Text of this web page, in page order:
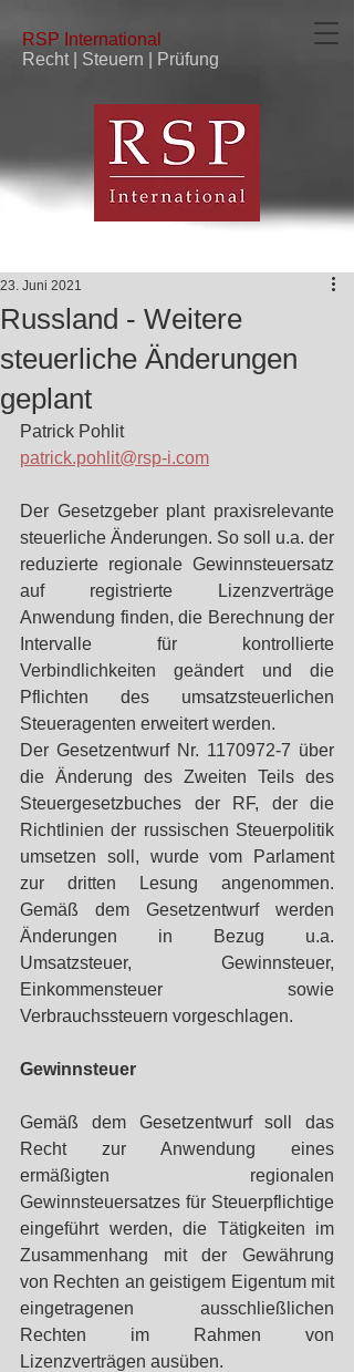
RSP International
Recht | Steuern | Prüfung
Russland - Weitere
steuerliche Änderungen
geplant
23. Juni 2021
Patrick Pohlit
patrick.pohlit@rsp-i.com
Der Gesetzgeber plant praxisrelevante
steuerliche Änderungen. So soll u.a. der
reduzierte regionale Gewinnsteuersatz
auf registrierte Lizenzverträge
Anwendung finden, die Berechnung der
Intervalle für kontrollierte
Verbindlichkeiten geändert und die
Pflichten des umsatzsteuerlichen
Steueragenten erweitert werden.
Der Gesetzentwurf Nr. 1170972-7 über
die Änderung des Zweiten Teils des
Steuergesetzbuches der RF, der die
Richtlinien der russischen Steuerpolitik
umsetzen soll, wurde vom Parlament
zur dritten Lesung angenommen.
Gemäß dem Gesetzentwurf werden
Änderungen in Bezug u.a.
Umsatzsteuer, Gewinnsteuer,
Einkommensteuer sowie
Verbrauchssteuern vorgeschlagen.
Gewinnsteuer
Gemäß dem Gesetzentwurf soll das
Recht zur Anwendung eines
ermäßigten regionalen
Gewinnsteuersatzes für Steuerpflichtige
eingeführt werden, die Tätigkeiten im
Zusammenhang mit der Gewährung
von Rechten an geistigem Eigentum mit
eingetragenen ausschließlichen
Rechten im Rahmen von
Lizenzverträgen ausüben.